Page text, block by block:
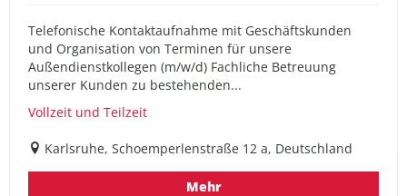
Telefonische Kontaktaufnahme mit Geschäftskunden
und Organisation von Terminen für unsere
Außendienstkollegen (m/w/d) Fachliche Betreuung
unserer Kunden zu bestehenden...
Vollzeit und Teilzeit
Karlsruhe, Schoemperlenstraße 12 a, Deutschland
Mehr